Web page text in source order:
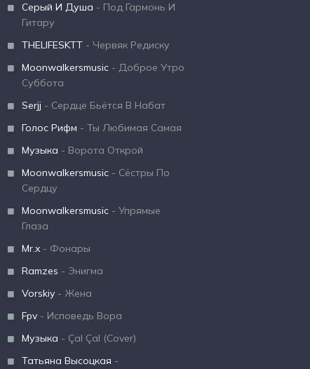
Серый И Душа - Под Гармонь И
Гитару
THELIFESKTT - Червяк Редиску
Moonwalkersmusic - Доброе Утро
Суббота
Serjj - Сердце Бьётся В Набат
Голос Рифм - Ты Любимая Самая
Музыка - Ворота Открой
Moonwalkersmusic - Сёстры По
Сердцу
Moonwalkersmusic - Упрямые
Глаза
Mr.x - Фонары
Ramzes - Энигма
Vorskiy - Жена
Fpv - Исповедь Вора
Музыка - Çal Çal (Cover)
Татьяна Высоцкая -